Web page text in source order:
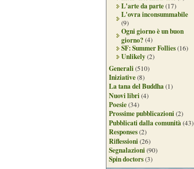
L'arte da parte(17)
L'ovra inconsummabile
(9)
Ogni giorno è un buon
giorno? (4)
SF: Summer Follies(16)
Unlikely(2)
Generali(510)
Iniziative(8)
La tana del Buddha(1)
Nuovi libri(4)
Poesie(34)
Prossime pubblicazioni(2)
Pubblicati dalla comunità(43)
Responses(2)
Riflessioni(26)
Segnalazioni(90)
Spin doctors(3)